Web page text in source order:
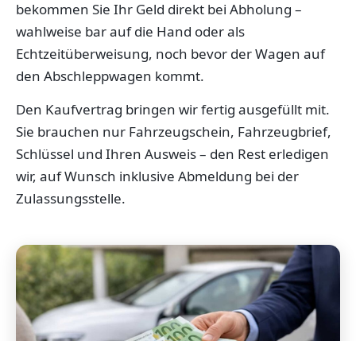
bekommen Sie Ihr Geld direkt bei Abholung –
wahlweise bar auf die Hand oder als
Echtzeitüberweisung, noch bevor der Wagen auf
den Abschleppwagen kommt.
Den Kaufvertrag bringen wir fertig ausgefüllt mit.
Sie brauchen nur Fahrzeugschein, Fahrzeugbrief,
Schlüssel und Ihren Ausweis – den Rest erledigen
wir, auf Wunsch inklusive Abmeldung bei der
Zulassungsstelle.